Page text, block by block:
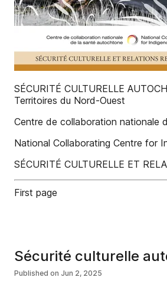
SÉCURITÉ CULTURELLE
Territoires du Nord-Ouest
Centre de collaboration nationale
National Collaborating Centre for
SÉCURITÉ CULTURELLE ET
First page
Sécurité culturelle
Published on Jun 2, 2025